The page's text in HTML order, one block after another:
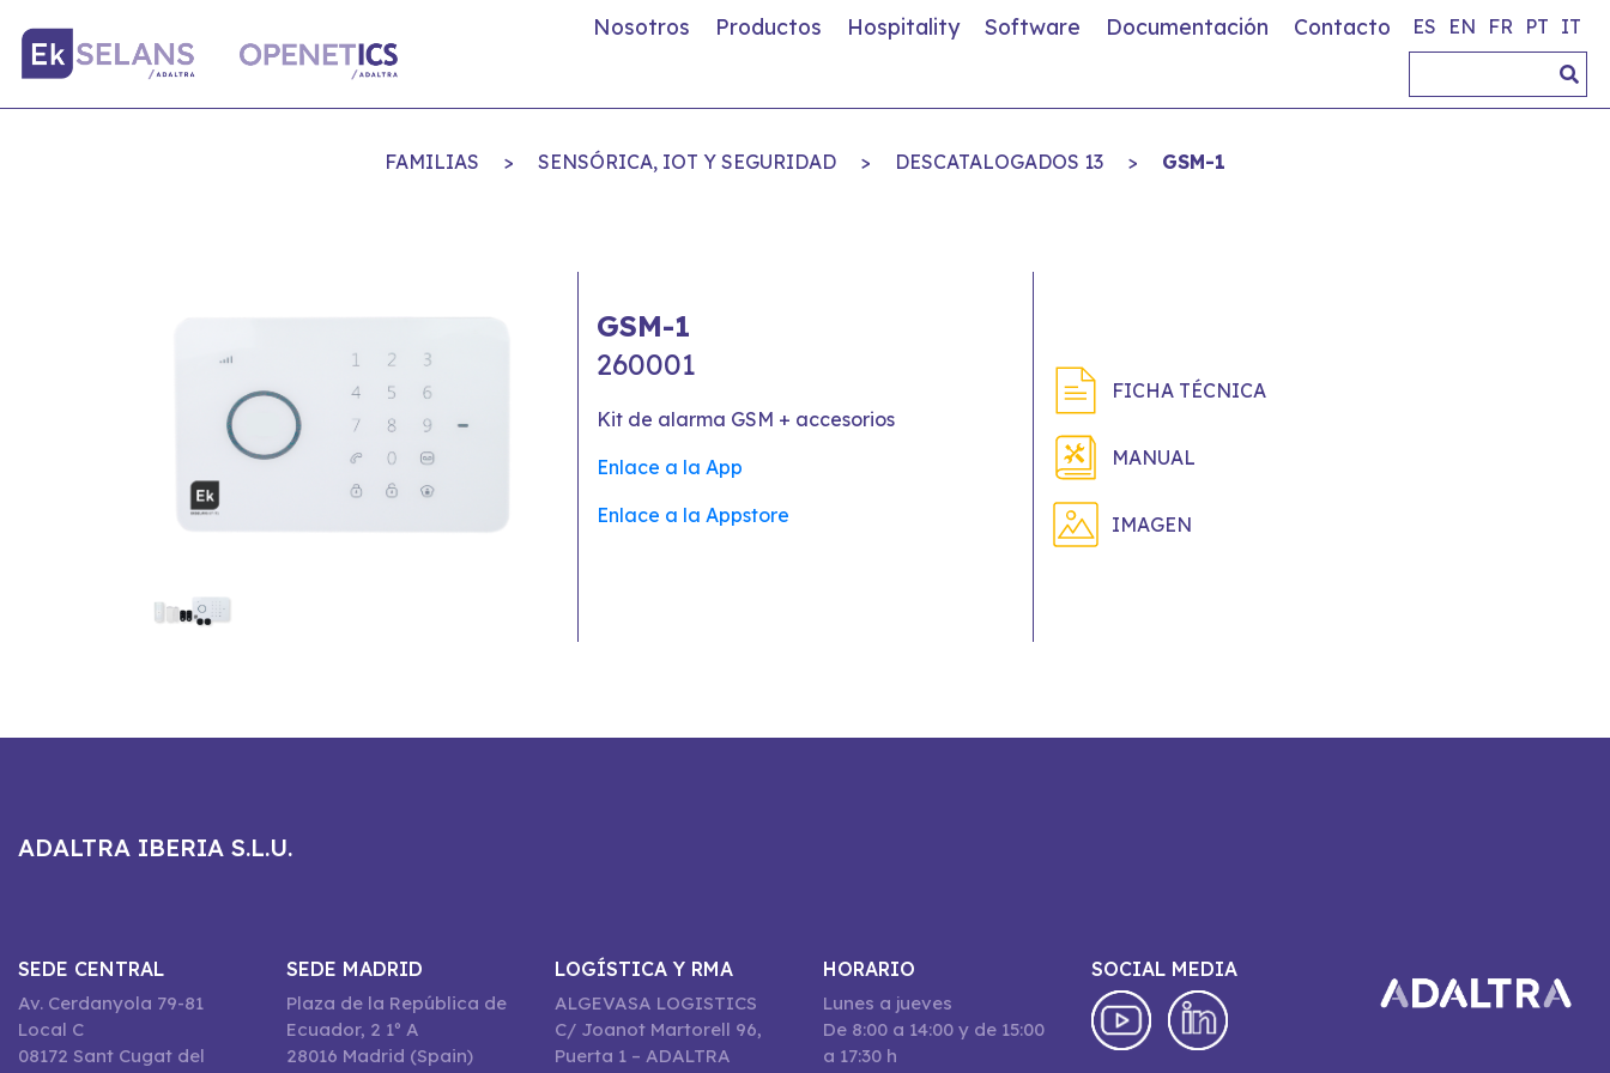
Nosotros Productos Hospitality Software Documentación Contacto ES EN FR PT IT
FAMILIAS > SENSÓRICA, IOT Y SEGURIDAD > DESCATALOGADOS 13 > GSM-1
GSM-1
260001
Kit de alarma GSM + accesorios
Enlace a la App
Enlace a la Appstore
FICHA TÉCNICA
MANUAL
IMAGEN
ADALTRA IBERIA S.L.U.
SEDE CENTRAL
Av. Cerdanyola 79-81
Local C
08172 Sant Cugat del
SEDE MADRID
Plaza de la República de
Ecuador, 2 1º A
28016 Madrid (Spain)
LOGÍSTICA Y RMA
ALGEVASA LOGISTICS
C/ Joanot Martorell 96,
Puerta 1 – ADALTRA
HORARIO
Lunes a jueves
De 8:00 a 14:00 y de 15:00
a 17:30 h
SOCIAL MEDIA